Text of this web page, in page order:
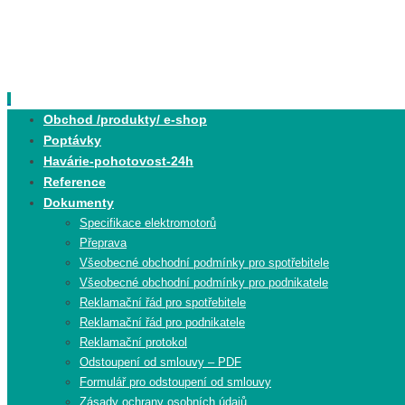
content
Obchod /produkty/ e-shop
Poptávky
Havárie-pohotovost-24h
Reference
Dokumenty
Specifikace elektromotorů
Přeprava
Všeobecné obchodní podmínky pro spotřebitele
Všeobecné obchodní podmínky pro podnikatele
Reklamační řád pro spotřebitele
Reklamační řád pro podnikatele
Reklamační protokol
Odstoupení od smlouvy – PDF
Formulář pro odstoupení od smlouvy
Zásady ochrany osobních údajů